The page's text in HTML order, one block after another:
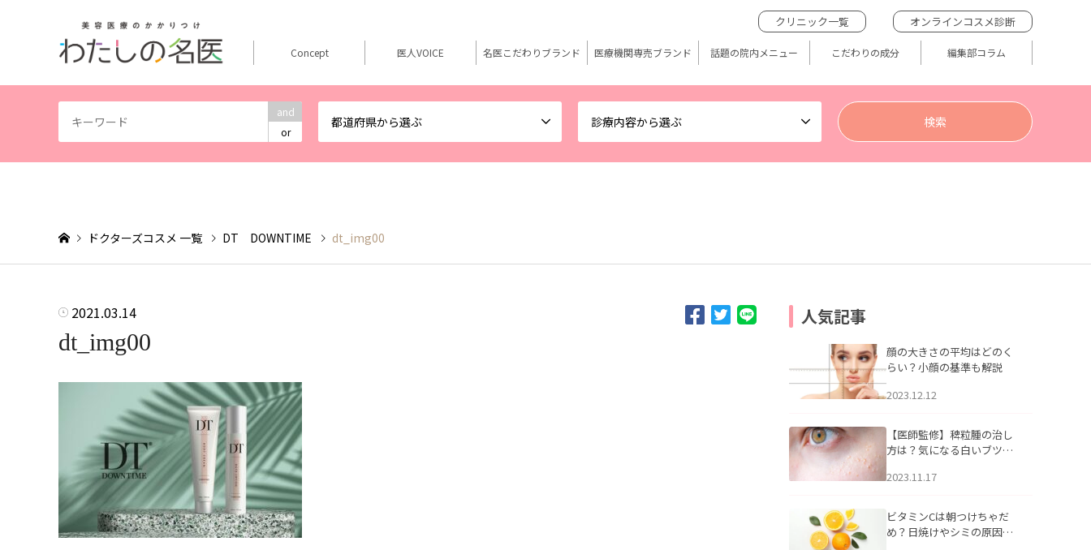
and
or
都道府県から選ぶ 診療内容から選ぶ
クリニック一覧 オンラインコスメ診断
Concept 医人VOICE 名医こだわりブランド 医療機関専売ブランド 話題の院内メニュー こだわりの成分 編集部コラム
ドクターズコスメ 一覧 DT DOWNTIME dt_img00
2021.03.14
dt_img00
人気記事
顔の大きさの平均はどのく
らい？小顔の基準も解説
2023.12.12
【医師監修】稗粒腫の治し
方は？気になる白いブツブ
アについて
2023.11.17
ビタミンCは朝つけちゃだ
め？日焼けやシミの原因に